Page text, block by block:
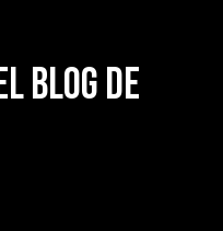
blog de